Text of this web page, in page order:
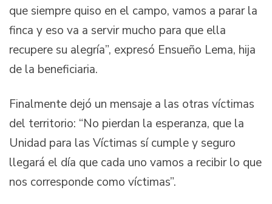
que siempre quiso en el campo, vamos a parar la
finca y eso va a servir mucho para que ella
recupere su alegría”, expresó Ensueño Lema, hija
de la beneficiaria.
Finalmente dejó un mensaje a las otras víctimas
del territorio: “No pierdan la esperanza, que la
Unidad para las Víctimas sí cumple y seguro
llegará el día que cada uno vamos a recibir lo que
nos corresponde como víctimas”.